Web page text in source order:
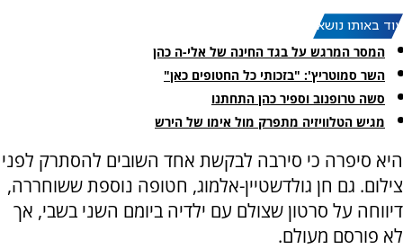
עוד באותו נושא:
המסר המרגש על בגד החינה של אלי-ה כהן
השר סמוטריץ': "בזכותי כל החטופים כאן"
סשה טרופנוב וספיר כהן התחתנו
מגיש הטלוויזיה מתפרק מול אימו של הירש
היא סיפרה כי סירבה לבקשת אחד השובים להסתרק לפני
צילום. גם חן גולדשטיין-אלמוג, חטופה נוספת ששוחררה,
דיווחה על סרטון שצולם עם ילדיה ביומם השני בשבי, אך
לא פורסם מעולם.